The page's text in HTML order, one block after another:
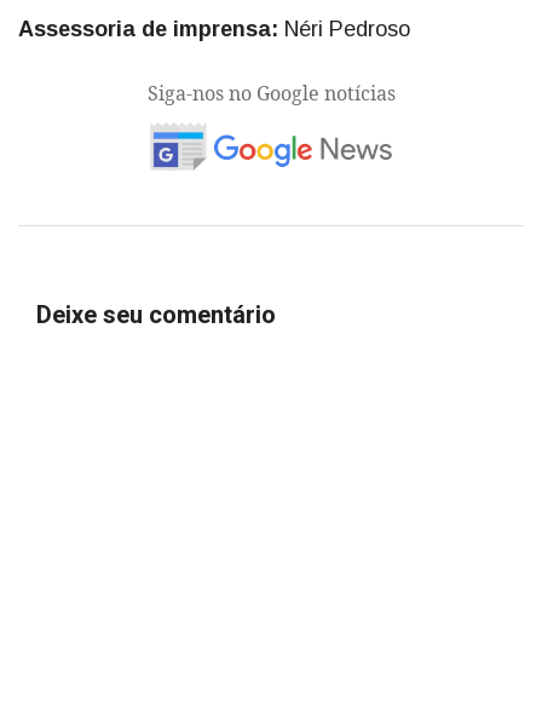
Assessoria de imprensa: Néri Pedroso
Siga-nos no Google notícias
Deixe seu comentário